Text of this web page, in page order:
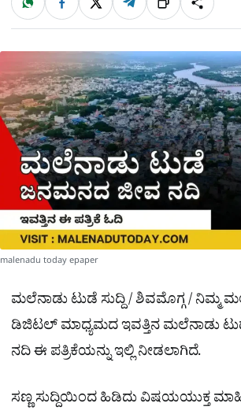
ಹಂಚಿಕೊಳ್ಳಿ
W
a
t
p
F
c
e
o
X T
l
e
a
m
ಲಿಂ
ಕ್
S
h
a
r
e
malenadu today epaper
ಮಲೆನಾಡು ಟುಡೆ ಸುದ್ದಿ / ಶಿವಮೊಗ್ಗ / ನಿಮ್ಮ
ಡಿಜಿಟಲ್ ಮಾಧ್ಯಮದ ಇವತ್ತಿನ ಮಲೆನಾಡು
ನದಿ ಈ ಪತ್ರಿಕೆಯನ್ನು ಇಲ್ಲಿ ನೀಡಲಾಗಿದೆ.
ಸಣ್ಣ ಸುದ್ದಿಯಿಂದ ಹಿಡಿದು ವಿಷಯಯುಕ್ತ